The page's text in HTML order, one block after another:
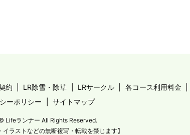
約 LR除雪・除草 LRサークル 各コース利用料金
ーポリシー
サイトマップ
Lifeランナー All Rights Reserved.
イラストなどの無断複写・転載を禁じます】